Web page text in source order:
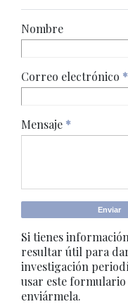
Nombre
Correo electrónico *
Mensaje *
Si tienes
resultar útil para
investigación
usar este
enviármela.